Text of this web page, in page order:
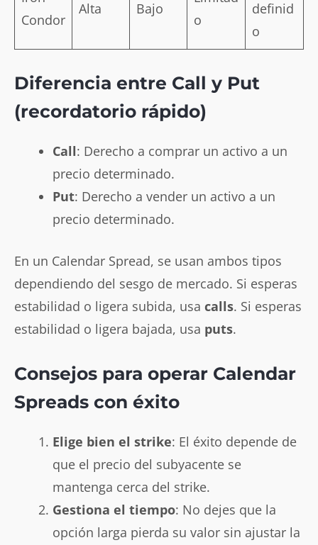
Condor
Alta Bajo
o
definid
o
Diferencia entre Call y Put
(recordatorio rápido)
Call: Derecho a comprar un activo a un
precio determinado.
Put: Derecho a vender un activo a un
precio determinado.
En un Calendar Spread, se usan ambos tipos
dependiendo del sesgo de mercado. Si esperas
estabilidad o ligera subida, usa calls. Si esperas
estabilidad o ligera bajada, usa puts.
Consejos para operar Calendar
Spreads con éxito
Elige bien el strike: El éxito depende de
que el precio del subyacente se
mantenga cerca del strike.
Gestiona el tiempo: No dejes que la
opción larga pierda su valor sin ajustar la